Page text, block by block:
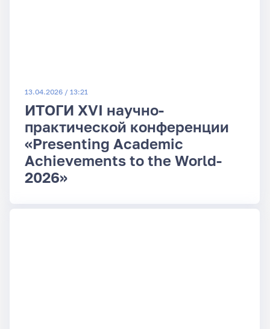
13.04.2026 / 13:21
ИТОГИ XVI научно-
практической конференции
«Presenting Academic
Achievements to the World-
2026»